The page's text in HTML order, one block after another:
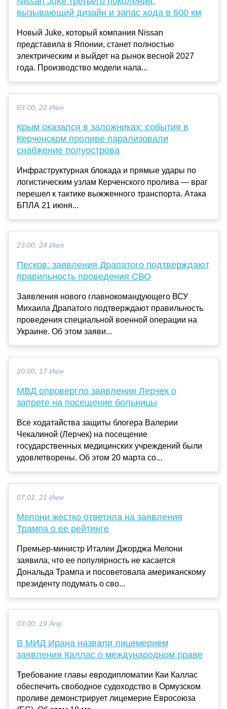
вызывающий дизайн и запас хода в 500 км
Новый Juke, который компания Nissan
представила в Японии, станет полностью
электрическим и выйдет на рынок весной 2027
года. Производство модели нала...
03:00, 22 Июн
Крым оказался в заложниках: события в
Керченском проливе парализовали
снабжение полуострова
Инфраструктурная блокада и прямые удары по
логистическим узлам Керченского пролива — враг
перешел к тактике выжженного транспорта. Атака
БПЛА 21 июня...
23:00, 24 Июл
Песков: заявления Драпатого подтверждают
правильность проведения СВО
Заявления нового главнокомандующего ВСУ
Михаила Драпатого подтверждают правильность
проведения специальной военной операции на
Украине. Об этом заяви...
20:00, 17 Июн
МВД опровергло заявления Лерчек о
запрете на посещение больницы
Все ходатайства защиты блогера Валерии
Чекалиной (Лерчек) на посещение
государственных медицинских учреждений были
удовлетворены. Об этом 20 марта со...
07:01, 21 Июн
Мелони жестко ответила на заявления
Трампа о ее рейтинге
Премьер-министр Италии Джорджа Мелони
заявила, что ее популярность не касается
Дональда Трампа и посоветовала американскому
президенту подумать о сво...
03:00, 19 Апр
В МИД Ирана назвали лицемерием
заявления Каллас о международном праве
Требование главы евродипломатии Каи Каллас
обеспечить свободное судоходство в Ормузском
проливе демонстрирует лицемерие Евросоюза